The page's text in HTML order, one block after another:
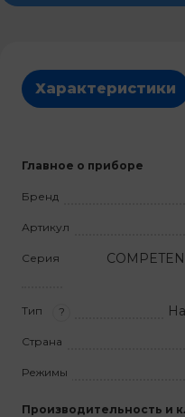
Характеристики
Главное о приборе
Бренд
Артикул
Серия
Тип ?
Страна
Режимы
Производительность и